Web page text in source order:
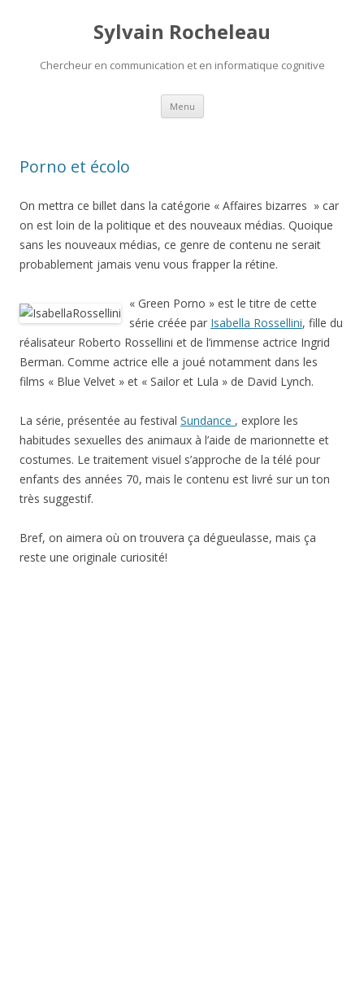
Sylvain Rocheleau
Chercheur en communication et en informatique cognitive
Menu Aller au contenu principal
Porno et écolo
On mettra ce billet dans la catégorie « Affaires bizarres » car
on est loin de la politique et des nouveaux médias. Quoique
sans les nouveaux médias, ce genre de contenu ne serait
probablement jamais venu vous frapper la rétine.
« Green Porno » est le titre de cette
série créée par Isabella Rossellini, fille du
réalisateur Roberto Rossellini et de l’immense actrice Ingrid
Berman. Comme actrice elle a joué notamment dans les
films « Blue Velvet » et « Sailor et Lula » de David Lynch.
La série, présentée au festival Sundance , explore les
habitudes sexuelles des animaux à l’aide de marionnette et
costumes. Le traitement visuel s’approche de la télé pour
enfants des années 70, mais le contenu est livré sur un ton
très suggestif.
Bref, on aimera où on trouvera ça dégueulasse, mais ça
reste une originale curiosité!